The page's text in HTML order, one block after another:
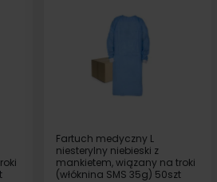
Fartuch medyczny L
niesterylny niebieski z
mankietem, wiązany na troki
(włóknina SMS 35g) 50szt